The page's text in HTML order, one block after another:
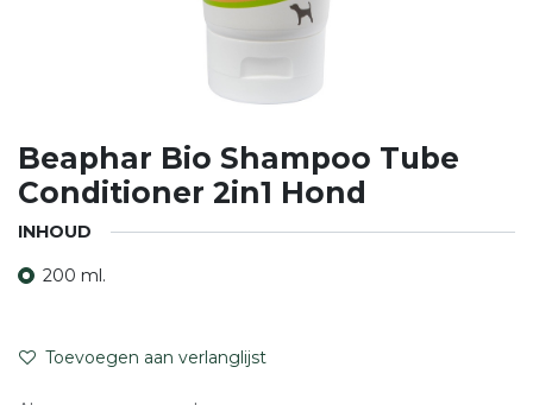
Beaphar Bio Shampoo Tube
Conditioner 2in1 Hond
INHOUD
200 ml.
Toevoegen aan verlanglijst